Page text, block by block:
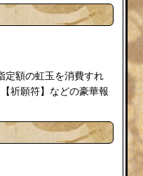
定額の虹玉を消費すれ
祈願符】などの豪華報